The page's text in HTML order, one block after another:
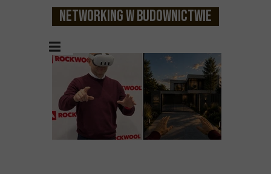
Networking w budownictwie